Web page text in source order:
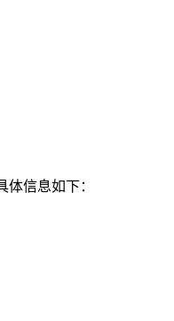
信息如下：